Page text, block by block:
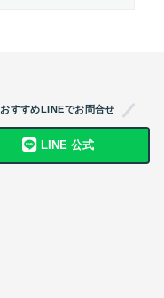
おすすめLINEでお問合せ
LINE 公式